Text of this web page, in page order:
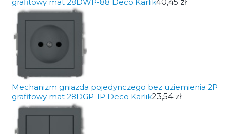
Mechanizm gniazda pojedynczego bez uziemienia 2P
grafitowy mat 28DGP-1P Deco Karlik23,54 zł